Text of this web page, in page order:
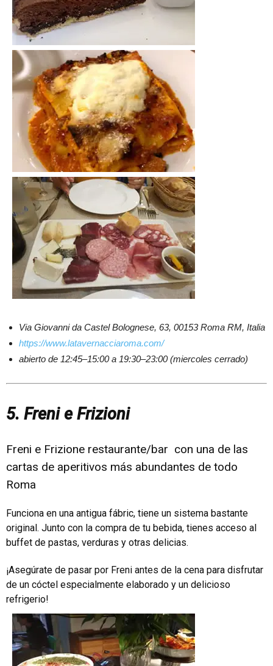
Via Giovanni da Castel Bolognese, 63, 00153 Roma RM, Italia
https://www.latavernacciaroma.com/
abierto de 12:45–15:00 a 19:30–23:00 (miercoles cerrado)
5. Freni e Frizioni
Freni e Frizione restaurante/bar con una de las
cartas de aperitivos más abundantes de todo
Roma
Funciona en una antigua fábric, tiene un sistema bastante
original. Junto con la compra de tu bebida, tienes acceso al
buffet de pastas, verduras y otras delicias.
¡Asegúrate de pasar por Freni antes de la cena para disfrutar
de un cóctel especialmente elaborado y un delicioso
refrigerio!